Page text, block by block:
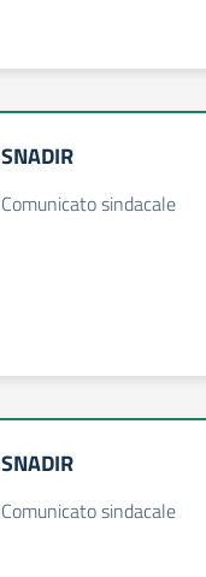
SNADIR
Comunicato sindacale
SNADIR
Comunicato sindacale